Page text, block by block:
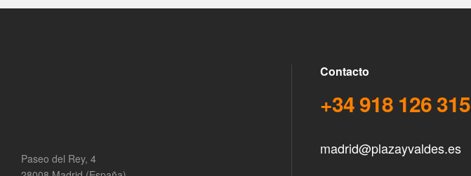
Paseo del Rey, 4
Contacto
+34 918 126 315
madrid@plazayvaldes.es